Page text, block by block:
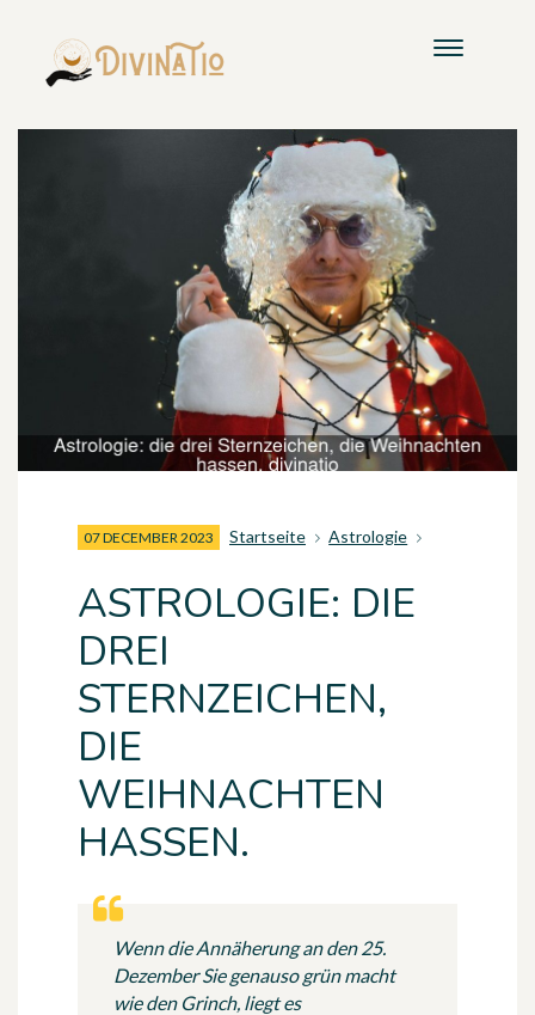
07 DECEMBER 2023 Startseite Astrologie
ASTROLOGIE: DIE
DREI
STERNZEICHEN,
DIE
WEIHNACHTEN
HASSEN.
Wenn die Annäherung an den 25.
Dezember Sie genauso grün macht
wie den Grinch, liegt es